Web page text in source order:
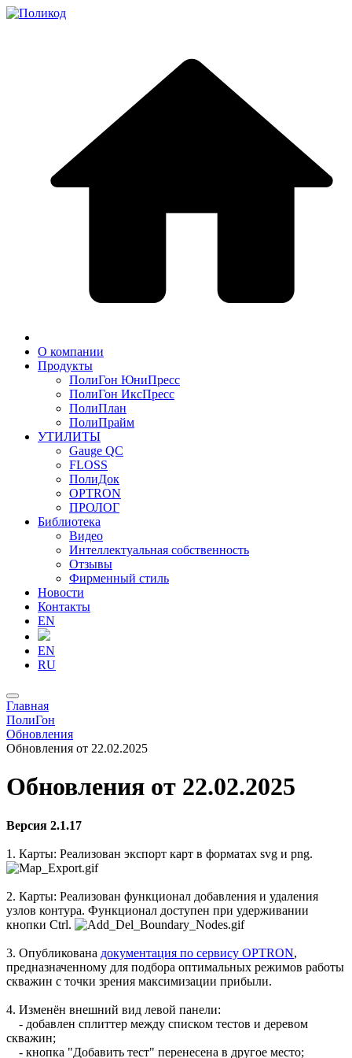
О компании
Продукты
ПолиГон ЮниПресс
ПолиГон ИксПресс
ПолиПлан
ПолиПрайм
УТИЛИТЫ
Gauge QC
FLOSS
ПолиДок
OPTRON
ПРОЛОГ
Библиотека
Видео
Интеллектуальная собственность
Отзывы
Фирменный стиль
Новости
Контакты
EN
EN
RU
Главная
ПолиГон
Обновления
Обновления от 22.02.2025
Обновления от 22.02.2025
Версия 2.1.17
1. Карты: Реализован экспорт карт в форматах svg и png.
2. Карты: Реализован функционал добавления и удаления
узлов контура. Функционал доступен при удерживании
кнопки Ctrl.
3. Опубликована документация по сервису OPTRON,
предназначенному для подбора оптимальных режимов работы
скважин с точки зрения максимизации прибыли.
4. Изменён внешний вид левой панели:
- добавлен сплиттер между списком тестов и деревом
скважин;
- кнопка "Добавить тест" перенесена в другое место;